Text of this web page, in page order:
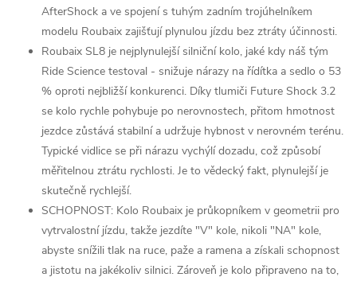
AfterShock a ve spojení s tuhým zadním trojúhelníkem
modelu Roubaix zajišťují plynulou jízdu bez ztráty účinnosti.
Roubaix SL8 je nejplynulejší silniční kolo, jaké kdy náš tým
Ride Science testoval - snižuje nárazy na řídítka a sedlo o 53
% oproti nejbližší konkurenci. Díky tlumiči Future Shock 3.2
se kolo rychle pohybuje po nerovnostech, přitom hmotnost
jezdce zůstává stabilní a udržuje hybnost v nerovném terénu.
Typické vidlice se při nárazu vychýlí dozadu, což způsobí
měřitelnou ztrátu rychlosti. Je to vědecký fakt, plynulejší je
skutečně rychlejší.
SCHOPNOST: Kolo Roubaix je průkopníkem v geometrii pro
vytrvalostní jízdu, takže jezdíte "V" kole, nikoli "NA" kole,
abyste snížili tlak na ruce, paže a ramena a získali schopnost
a jistotu na jakékoliv silnici. Zároveň je kolo připraveno na to,